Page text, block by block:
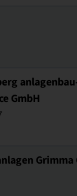
GmbH
Grimma